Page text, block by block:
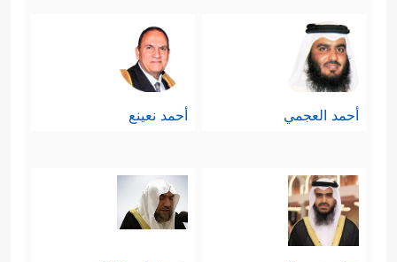
أحمد العجمي أحمد نعينع